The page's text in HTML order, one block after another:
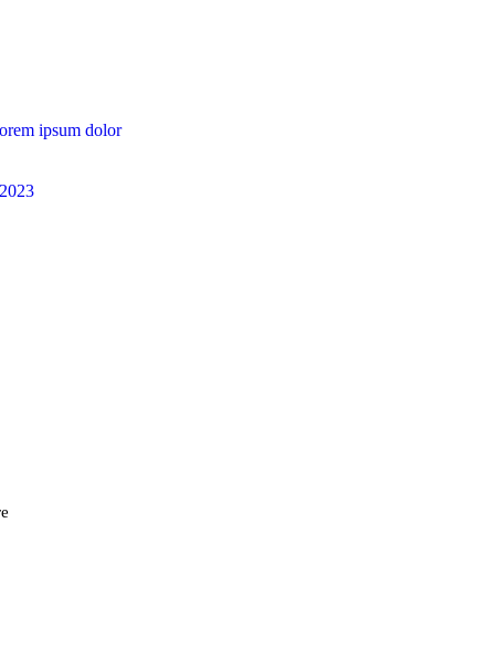
ipsum dolor